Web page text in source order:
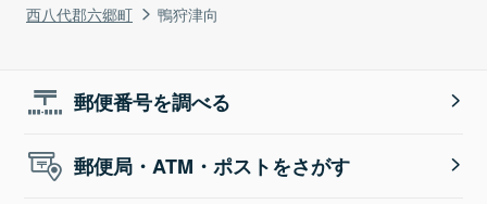
西八代郡六郷町
鴨狩津向
郵便番号を調べる
郵便局・ATM・ポストをさがす